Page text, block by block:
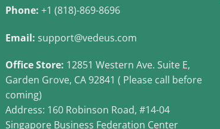
Phone: +1 (818)-869-8696
Email: support@vedeus.com
Office Store: 12851 Western Ave. Suite E,
Garden Grove, CA 92841 ( Please call before
coming)
Address: 160 Robinson Road, #14-04
Singapore Business Federation Center